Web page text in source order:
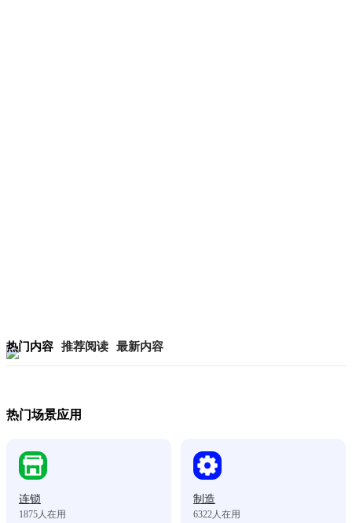
热门内容 推荐阅读 最新内容
热门场景应用
连锁
1875人在用
制造
6322人在用